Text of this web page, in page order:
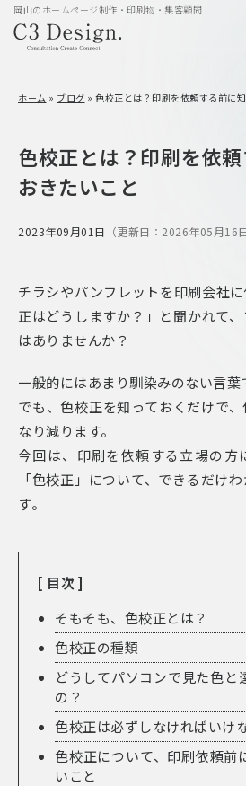
岡山のホームページ制作・印刷物・集客顧問
ホーム » ブログ » 色校正とは？印刷を依頼する前に
色校正とは？印刷を依
おきたいこと
2023年09月01日 （更新日：2026年05月16日
チラシやパンフレットを印刷会社
正はどうしますか？」と聞かれて
はありませんか？
一般的にはあまり馴染みのない言葉
でも、色校正を知っておくだけで
なり減ります。
今回は、印刷を依頼する立場の方
「色校正」について、できるだけ
す。
[ 目次 ]
そもそも、色校正とは？
色校正の種類
どうしてパソコンで見た色と
の？
色校正は必ずしなければいけ
色校正について、印刷依頼前
いこと